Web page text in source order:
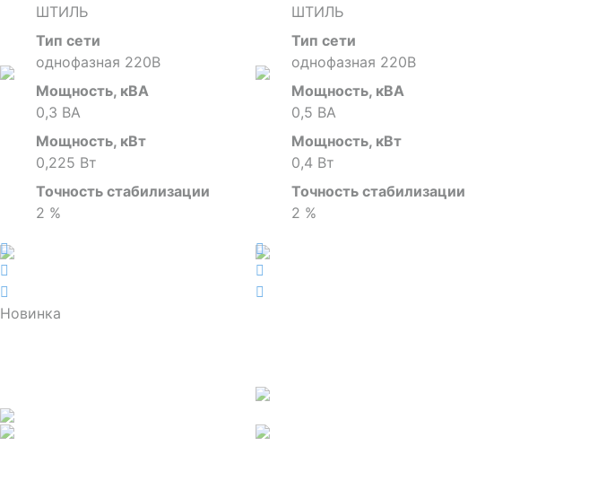
ШТИЛЬ
Тип сети
однофазная 220В
Мощность, кВА
0,3 ВА
Мощность, кВт
0,225 Вт
Точность стабилизации
2 %
ШТИЛЬ
Тип сети
однофазная 220В
Мощность, кВА
0,5 ВА
Мощность, кВт
0,4 Вт
Точность стабилизации
2 %
Новинка